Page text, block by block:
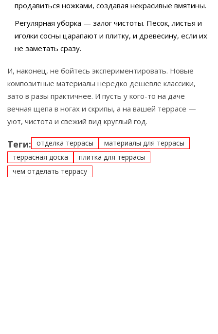
продавиться ножками, создавая некрасивые вмятины.
Регулярная уборка — залог чистоты. Песок, листья и
иголки сосны царапают и плитку, и древесину, если их
не заметать сразу.
И, наконец, не бойтесь экспериментировать. Новые
композитные материалы нередко дешевле классики,
зато в разы практичнее. И пусть у кого-то на даче
вечная щепа в ногах и скрипы, а на вашей террасе —
уют, чистота и свежий вид круглый год.
Теги: отделка террасы
материалы для террасы
террасная доска
плитка для террасы
чем отделать террасу